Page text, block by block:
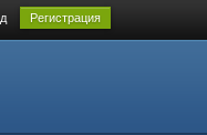
Регистрация